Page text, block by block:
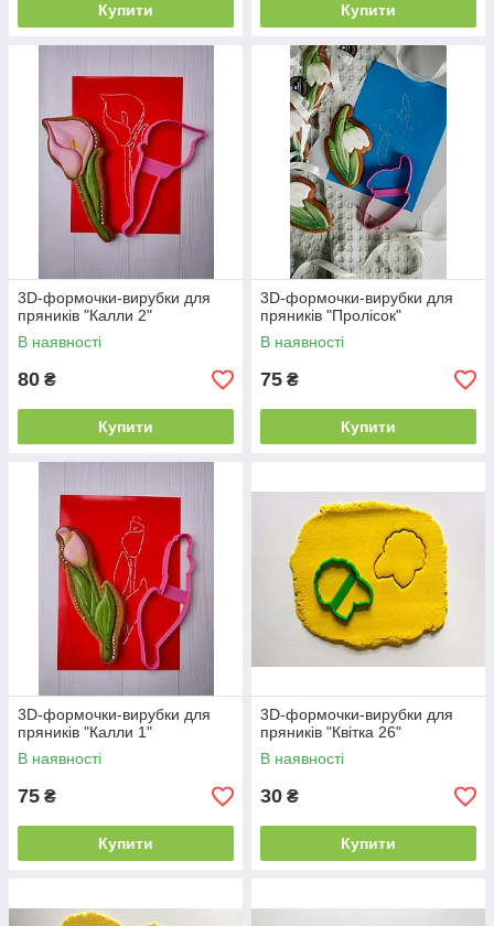
Купити Купити
3D-формочки-вирубки для
пряників "Калли 2"
В наявності
80 ₴
Купити
3D-формочки-вирубки для
пряників "Пролісок"
В наявності
75 ₴
Купити
3D-формочки-вирубки для
пряників "Калли 1"
В наявності
75 ₴
Купити
3D-формочки-вирубки для
пряників "Квітка 26"
В наявності
30 ₴
Купити